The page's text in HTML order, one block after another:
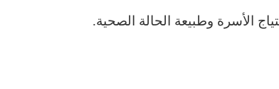
الأسرة وطبيعة الحالة الصحية.